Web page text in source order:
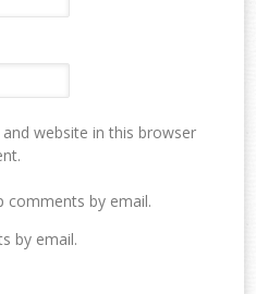
website in this browser
by email.
by email.